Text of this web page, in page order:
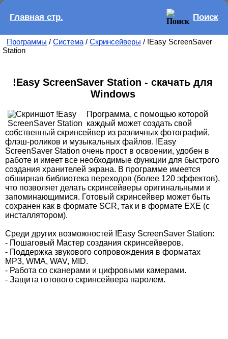
Главная стр. Поиск
Программы / Система / Скринсейверы / !Easy ScreenSaver
Station
!Easy ScreenSaver Station - скачать для
Windows
Программа, с помощью которой
каждый может создать свой
собственный скринсейвер из различных фотографий,
флэш-роликов и музыкальных файлов. !Easy
ScreenSaver Station очень прост в освоении, удобен в
работе и имеет все необходимые функции для быстрого
создания хранителей экрана. В программе имеется
обширная библиотека переходов (более 120 эффектов),
что позволяет делать скринсейверы оригинальными и
запоминающимися. Готовый скринсейвер может быть
сохранен как в формате SCR, так и в формате EXE (с
инсталлятором).
Среди других возможностей !Easy ScreenSaver Station:
- Пошаговый Мастер создания скринсейверов.
- Поддержка звукового сопровождения в форматах
MP3, WMA, WAV, MID.
- Работа со сканерами и цифровыми камерами.
- Защита готового скринсейвера паролем.